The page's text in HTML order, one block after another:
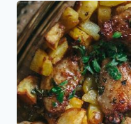
Alitas
de
pollo
primavera